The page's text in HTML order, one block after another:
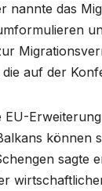
nannte das
auf der
EU-
können
sagte